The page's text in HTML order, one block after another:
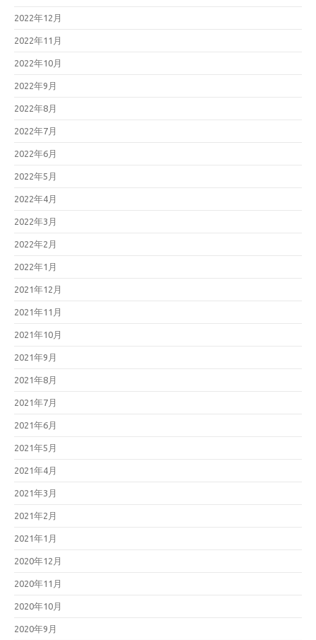
2022年12月
2022年11月
2022年10月
2022年9月
2022年8月
2022年7月
2022年6月
2022年5月
2022年4月
2022年3月
2022年2月
2022年1月
2021年12月
2021年11月
2021年10月
2021年9月
2021年8月
2021年7月
2021年6月
2021年5月
2021年4月
2021年3月
2021年2月
2021年1月
2020年12月
2020年11月
2020年10月
2020年9月